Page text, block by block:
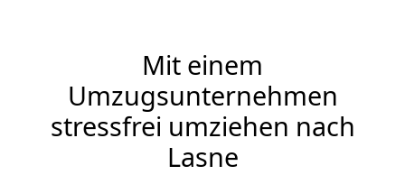
Mit einem
Umzugsunternehmen
stressfrei umziehen nach
Lasne